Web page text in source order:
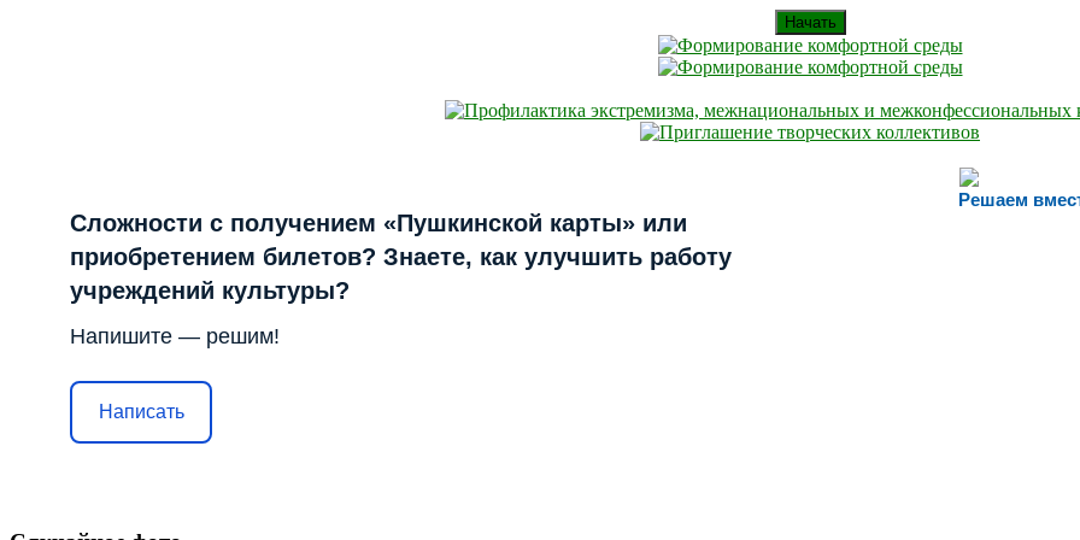
Начать
Решаем
Сложности с получением «Пушкинской карты» или
приобретением билетов? Знаете, как улучшить работу
учреждений культуры?
Напишите — решим!
Написать